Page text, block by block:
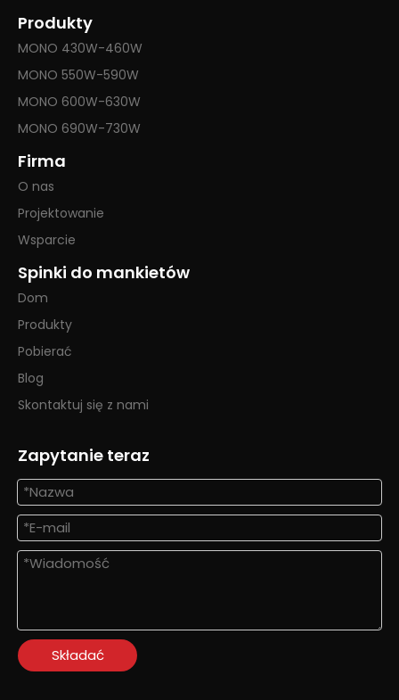
Produkty
MONO 430W-460W
MONO 550W-590W
MONO 600W-630W
MONO 690W-730W
Firma
O nas
Projektowanie
Wsparcie
Spinki do mankietów
Dom
Produkty
Pobierać
Blog
Skontaktuj się z nami
Zapytanie teraz
Składać